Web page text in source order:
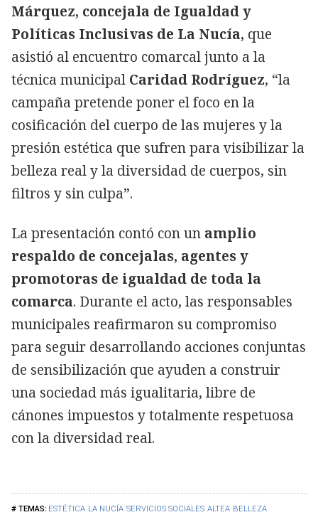
ESTÉTICA LA NUCÍA SERVICIOS SOCIALES ALTEA BELLEZA
Márquez, concejala de Igualdad y
Políticas Inclusivas de La Nucía, que
asistió al encuentro comarcal junto a la
técnica municipal Caridad Rodríguez, “la
campaña pretende poner el foco en la
cosificación del cuerpo de las mujeres y la
presión estética que sufren para visibilizar la
belleza real y la diversidad de cuerpos, sin
filtros y sin culpa”.
La presentación contó con un amplio
respaldo de concejalas, agentes y
promotoras de igualdad de toda la
comarca. Durante el acto, las responsables
municipales reafirmaron su compromiso
para seguir desarrollando acciones conjuntas
de sensibilización que ayuden a construir
una sociedad más igualitaria, libre de
cánones impuestos y totalmente respetuosa
con la diversidad real.